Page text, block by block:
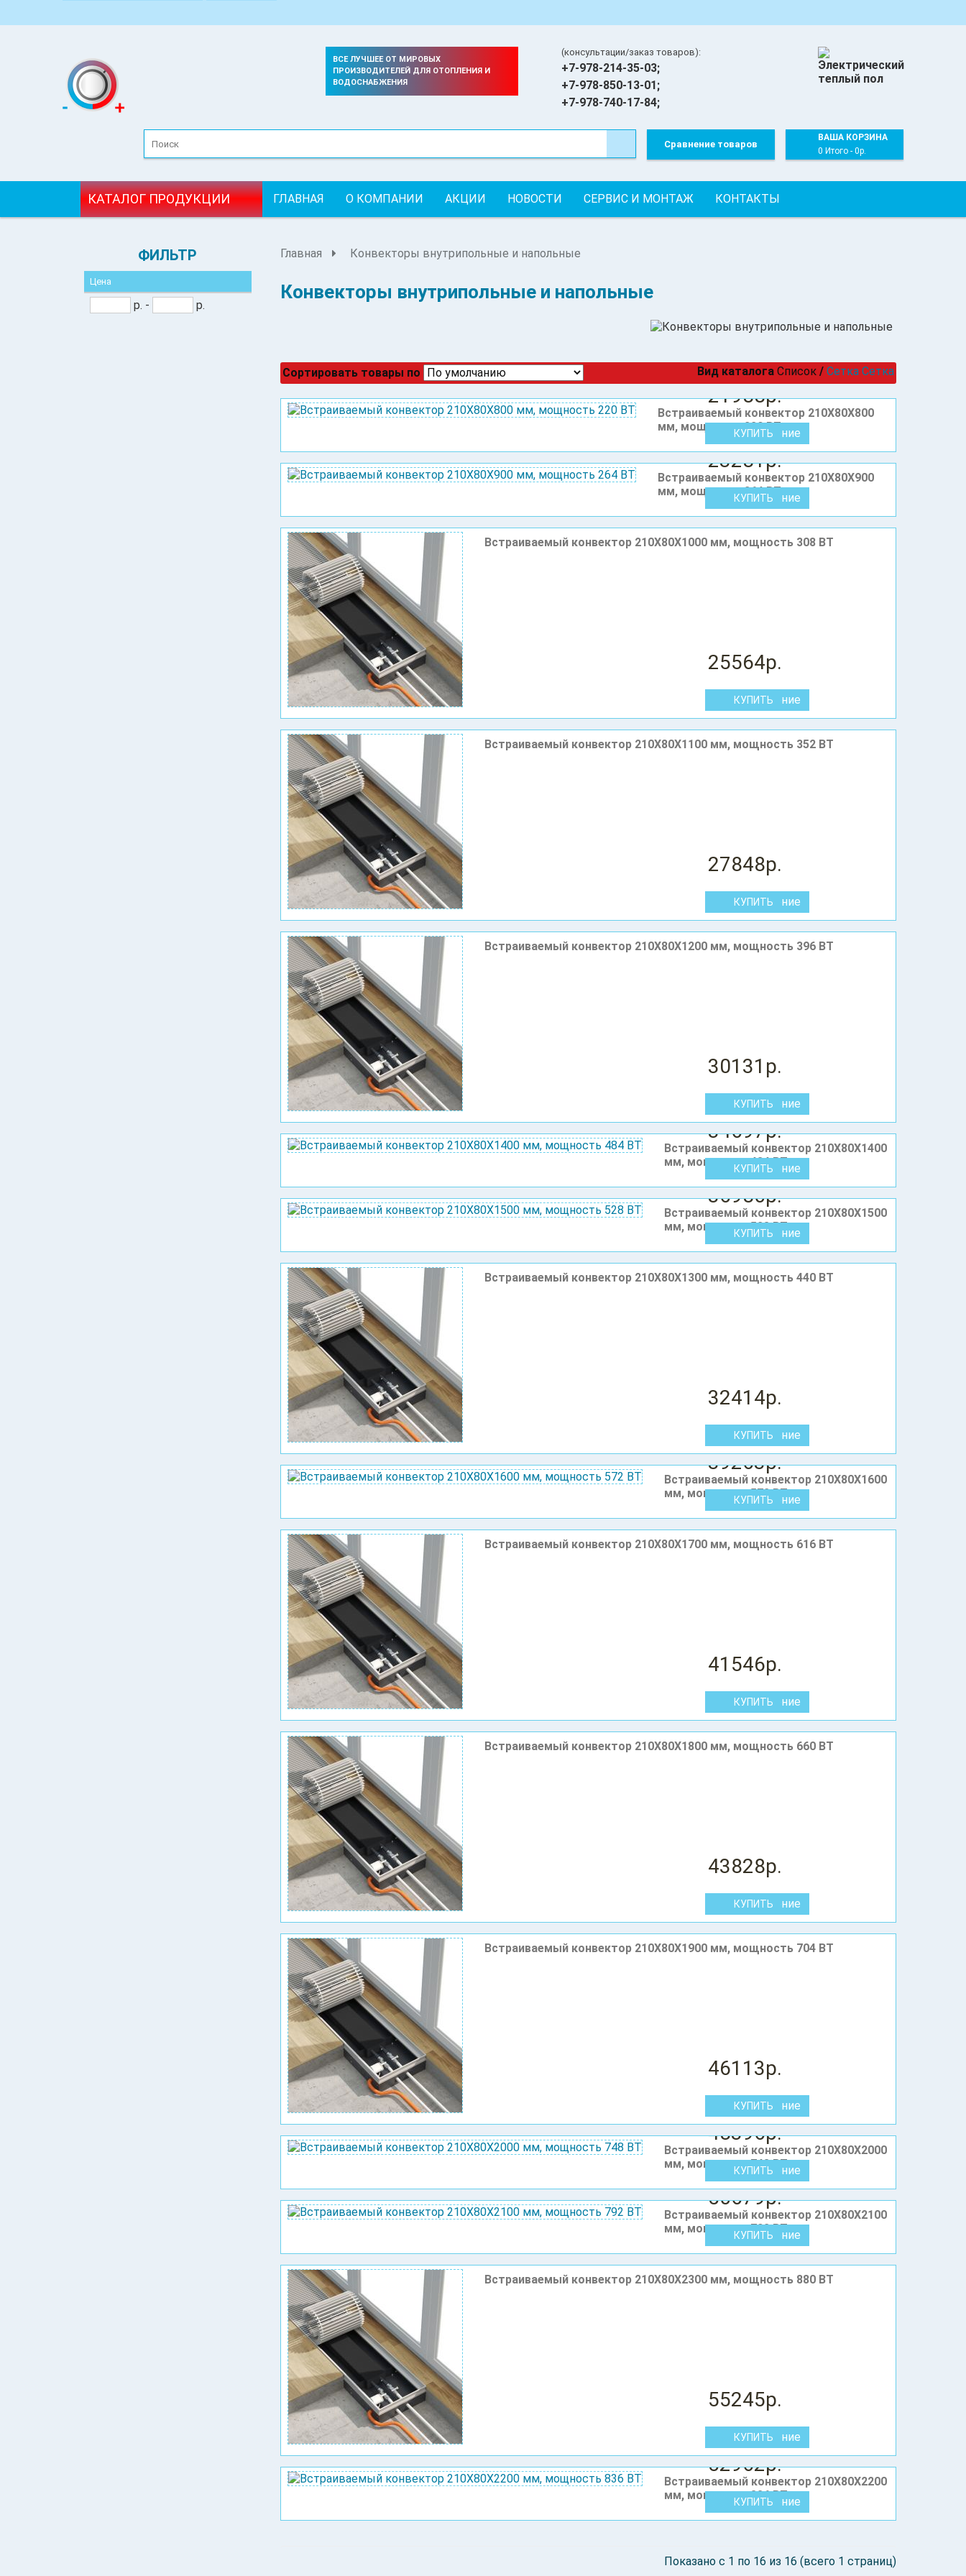
ВСЕ ЛУЧШЕЕ ОТ МИРОВЫХ
ПРОИЗВОДИТЕЛЕЙ ДЛЯ ОТОПЛЕНИЯ И
ВОДОСНАБЖЕНИЯ
(консультации/заказ товаров):
+7-978-214-35-03;
+7-978-850-13-01;
+7-978-740-17-84;
Сравнение товаров
ВАША КОРЗИНА
0 Итого - 0р.
КАТАЛОГ ПРОДУКЦИИ ГЛАВНАЯ О КОМПАНИИ АКЦИИ НОВОСТИ СЕРВИС И МОНТАЖ КОНТАКТЫ
ФИЛЬТР
Цена
р. - р.
Главная Конвекторы внутрипольные и напольные
Конвекторы внутрипольные и напольные
Вид каталога Список / Сетка Сетка
Сортировать товары по
Встраиваемый конвектор 210X80Х800
мм, мощность 220 ВТ
21988р.
В сравнение
Встраиваемый конвектор 210X80Х900
мм, мощность 264 ВТ
23281р.
В сравнение
Встраиваемый конвектор 210X80Х1000 мм, мощность 308 ВТ
25564р.
В сравнение
Встраиваемый конвектор 210X80Х1100 мм, мощность 352 ВТ
27848р.
В сравнение
Встраиваемый конвектор 210X80Х1200 мм, мощность 396 ВТ
30131р.
В сравнение
Встраиваемый конвектор 210X80Х1400
мм, мощность 484 ВТ
34697р.
В сравнение
Встраиваемый конвектор 210X80Х1500
мм, мощность 528 ВТ
36980р.
В сравнение
Встраиваемый конвектор 210X80Х1300 мм, мощность 440 ВТ
32414р.
В сравнение
Встраиваемый конвектор 210X80Х1600
мм, мощность 572 ВТ
39263р.
В сравнение
Встраиваемый конвектор 210X80Х1700 мм, мощность 616 ВТ
41546р.
В сравнение
Встраиваемый конвектор 210X80Х1800 мм, мощность 660 ВТ
43828р.
В сравнение
Встраиваемый конвектор 210X80Х1900 мм, мощность 704 ВТ
46113р.
В сравнение
Встраиваемый конвектор 210X80Х2000
мм, мощность 748 ВТ
48396р.
В сравнение
Встраиваемый конвектор 210X80Х2100
мм, мощность 792 ВТ
50679р.
В сравнение
Встраиваемый конвектор 210X80Х2300 мм, мощность 880 ВТ
55245р.
В сравнение
Встраиваемый конвектор 210X80Х2200
мм, мощность 836 ВТ
52962р.
В сравнение
Показано с 1 по 16 из 16 (всего 1 страниц)